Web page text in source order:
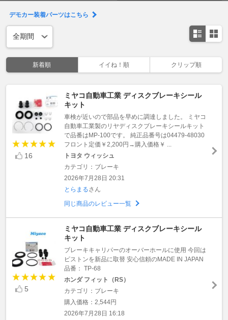
デモカー装着パーツはこちら
新着順 イイね！順 クリップ順
16
ミヤコ自動車工業 ディスクブレーキシール
キット
車検が近いので部品を早めに調達しました。 ミヤコ
自動車工業製のリヤディスクブレーキシールキット
で品番はMP-100です。 純正品番号は04479-48030
フロント定価￥2,200円→購入価格￥ ...
トヨタ ウィッシュ
カテゴリ：ブレーキ
2026年7月28日 20:31
とらまるさん
同じ商品のレビュー一覧
5
ミヤコ自動車工業 ディスクブレーキシール
キット
ブレーキキャリパーのオーバーホールに使用 今回は
ピストンを新品に取替 安心信頼のMADE IN JAPAN
品番： TP-68
ホンダ フィット（RS）
カテゴリ：ブレーキ
購入価格：2,544円
2026年7月28日 16:18